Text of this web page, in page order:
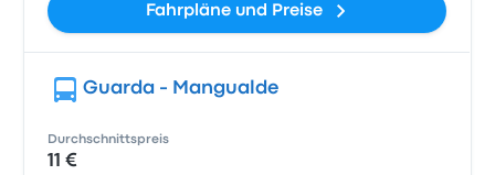
Fahrpläne und Preise
Guarda - Mangualde
Durchschnittspreis
11 €